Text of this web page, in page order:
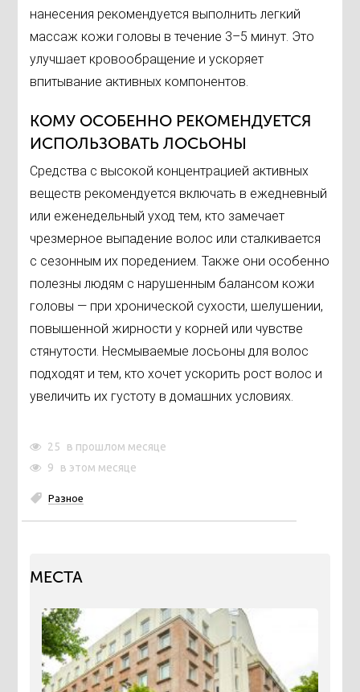
нанесения рекомендуется выполнить легкий
массаж кожи головы в течение 3–5 минут. Это
улучшает кровообращение и ускоряет
впитывание активных компонентов.
КОМУ ОСОБЕННО РЕКОМЕНДУЕТСЯ
ИСПОЛЬЗОВАТЬ ЛОСЬОНЫ
Средства с высокой концентрацией активных
веществ рекомендуется включать в ежедневный
или еженедельный уход тем, кто замечает
чрезмерное выпадение волос или сталкивается
с сезонным их поредением. Также они особенно
полезны людям с нарушенным балансом кожи
головы — при хронической сухости, шелушении,
повышенной жирности у корней или чувстве
стянутости. Несмываемые лосьоны для волос
подходят и тем, кто хочет ускорить рост волос и
увеличить их густоту в домашних условиях.
25
в прошлом месяце
9
в этом месяце
Разное
МЕСТА